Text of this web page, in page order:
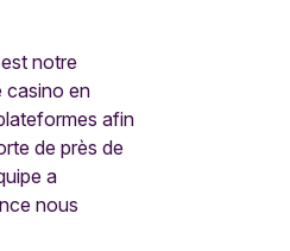
notre
casino en
afin
de près de
a
nous